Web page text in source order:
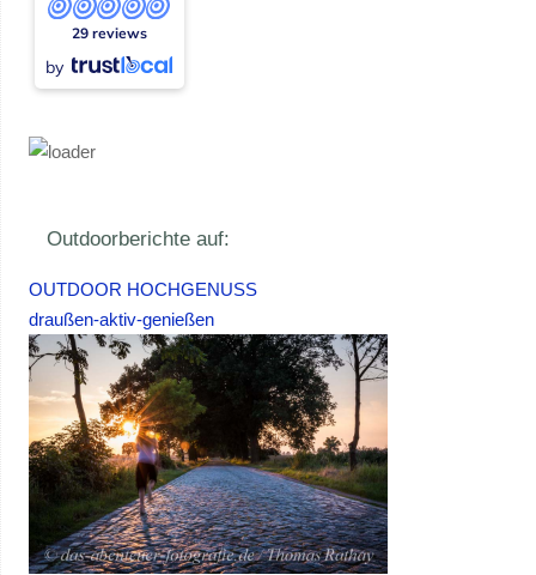
29 reviews
by
Outdoorberichte auf:
OUTDOOR HOCHGENUSS
draußen-aktiv-genießen